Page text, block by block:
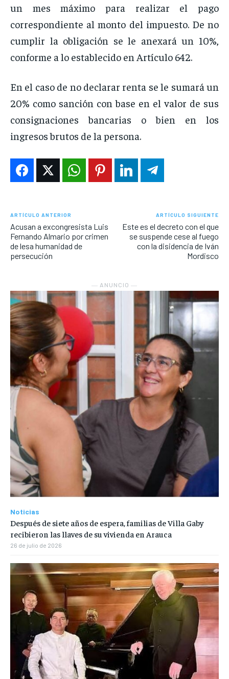
un mes máximo para realizar el pago
correspondiente al monto del impuesto. De no
cumplir la obligación se le anexará un 10%,
conforme a lo establecido en Artículo 642.
En el caso de no declarar renta se le sumará un
20% como sanción con base en el valor de sus
consignaciones bancarias o bien en los
ingresos brutos de la persona.
ARTÍCULO ANTERIOR
Acusan a excongresista Luis
Fernando Almario por crimen
de lesa humanidad de
persecución
ARTÍCULO SIGUIENTE
Este es el decreto con el que
se suspende cese al fuego
con la disidencia de Iván
Mordisco
― ANUNCIO ―
Noticias
Después de siete años de espera, familias de Villa Gaby
recibieron las llaves de su vivienda en Arauca
26 de julio de 2026